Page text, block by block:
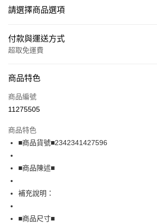
請選擇商品選項
付款與運送方式
超取免運費
信用卡一次付款
超商取貨付款
Apple Pay
街口支付
全盈+PAY
AFTEE先享後付
商品特色
商品編號
11275505
商品特色
■商品貨號■2342341427596
■商品陳述■
補充說明：
■商品尺寸■